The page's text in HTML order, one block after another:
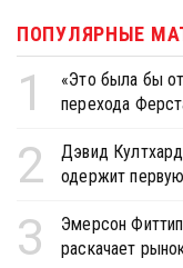
ПОПУЛЯРНЫЕ
1
«Это была бы
перехода
2
Дэвид
одержит
3
Эмерсон
раскачает